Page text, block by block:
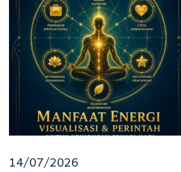
a
C
h
14/07/2026